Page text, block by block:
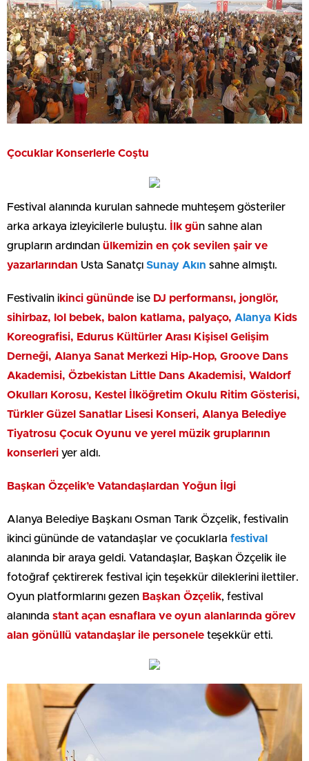
Çocuklar Konserlerle Coştu
Festival alanında kurulan sahnede muhteşem gösteriler
arka arkaya izleyicilerle buluştu.
İlk gün sahne alan
grupların ardından ülkemizin en çok sevilen şair ve
yazarlarından Usta Sanatçı Sunay Akın sahne almıştı.
Festivalin ikinci gününde ise DJ performansı, jonglör,
sihirbaz, lol bebek, balon katlama, palyaço, Alanya Kids
Koreografisi, Edurus Kültürler Arası Kişisel Gelişim
Derneği, Alanya Sanat Merkezi Hip-Hop, Groove Dans
Akademisi, Özbekistan Little Dans Akademisi, Waldorf
Okulları Korosu, Kestel İlköğretim Okulu Ritim Gösterisi,
Türkler Güzel Sanatlar Lisesi Konseri, Alanya Belediye
Tiyatrosu Çocuk Oyunu ve yerel müzik gruplarının
konserleri yer aldı.
Başkan Özçelik’e Vatandaşlardan Yoğun İlgi
Alanya Belediye Başkanı Osman Tarık Özçelik, festivalin
ikinci gününde de vatandaşlar ve çocuklarla festival
alanında bir araya geldi. Vatandaşlar, Başkan Özçelik ile
fotoğraf çektirerek festival için teşekkür dileklerini ilettiler.
Oyun platformlarını gezen Başkan Özçelik, festival
alanında stant açan esnaflara ve oyun alanlarında görev
alan gönüllü vatandaşlar ile personele teşekkür etti.